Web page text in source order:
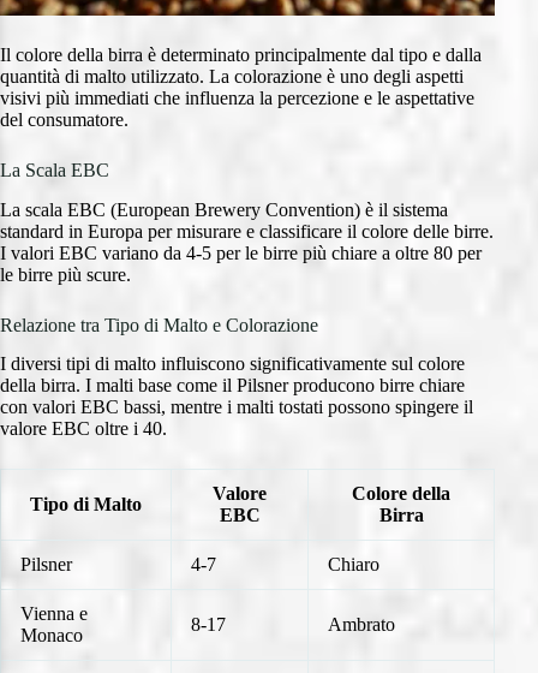
Il colore della birra è determinato principalmente dal tipo e dalla
quantità di malto utilizzato. La colorazione è uno degli aspetti
visivi più immediati che influenza la percezione e le aspettative
del consumatore.
La Scala EBC
La scala EBC (European Brewery Convention) è il sistema
standard in Europa per misurare e classificare il colore delle birre.
I valori EBC variano da 4-5 per le birre più chiare a oltre 80 per
le birre più scure.
Relazione tra Tipo di Malto e Colorazione
I diversi tipi di malto influiscono significativamente sul colore
della birra. I malti base come il Pilsner producono birre chiare
con valori EBC bassi, mentre i malti tostati possono spingere il
valore EBC oltre i 40.
Tipo di Malto
Valore
EBC
Colore della
Birra
Pilsner 4-7 Chiaro
Vienna e
Monaco
8-17 Ambrato